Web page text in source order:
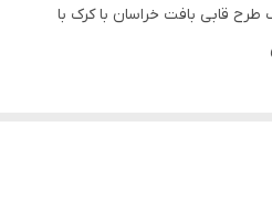
تمام کرک طرح قابی بافت خراسان با کرک با